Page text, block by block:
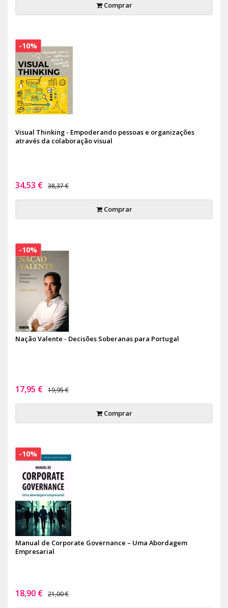
Comprar
Visual Thinking - Empoderando pessoas e organizações
através da colaboração visual
34,53 € 38,37 €
Comprar
-10%
Nação Valente - Decisões Soberanas para Portugal
17,95 € 19,95 €
Comprar
-10%
Manual de Corporate Governance – Uma Abordagem
Empresarial
18,90 € 21,00 €
-10%